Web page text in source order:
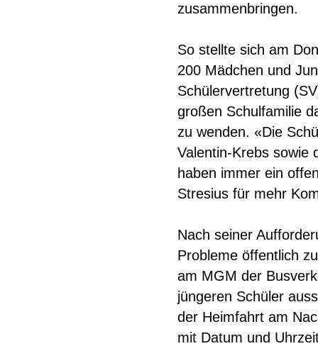
zusammenbringen.
So stellte sich am
200 Mädchen und
Schülervertretung
großen Schulfamilie
zu wenden. «Die
Valentin-Krebs sowie
haben immer ein
Stresius für mehr
Nach seiner
Probleme öffentlich
am MGM der
jüngeren Schüler
der Heimfahrt am
mit Datum und